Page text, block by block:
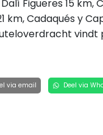
Figueres 15 km,
km, Cadaqués y
vindt
via email Deel via